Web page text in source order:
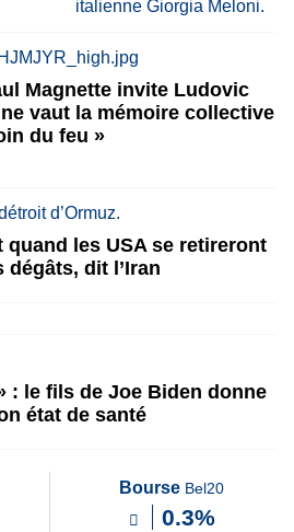
Magnette invite Ludovic
vaut la mémoire collective
du feu »
quand les USA se retireront
dit l’Iran
: le fils de Joe Biden donne
état de santé
Bourse Bel20
0.3%